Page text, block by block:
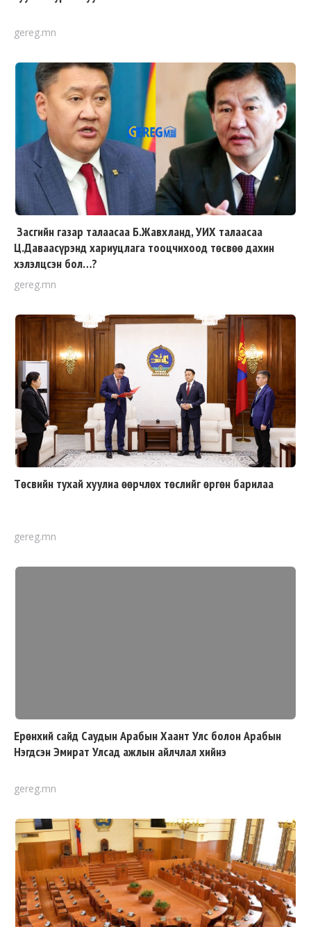
gereg.mn
Засгийн газар талаасаа Б.Жавхланд, УИХ талаасаа
Ц.Даваасүрэнд хариуцлага тооцчихоод төсвөө дахин
хэлэлцсэн бол…?
gereg.mn
Төсвийн тухай хуулиа өөрчлөх төслийг өргөн барилаа
gereg.mn
Ерөнхий сайд Саудын Арабын Хаант Улс болон Арабын
Нэгдсэн Эмират Улсад ажлын айлчлал хийнэ
gereg.mn